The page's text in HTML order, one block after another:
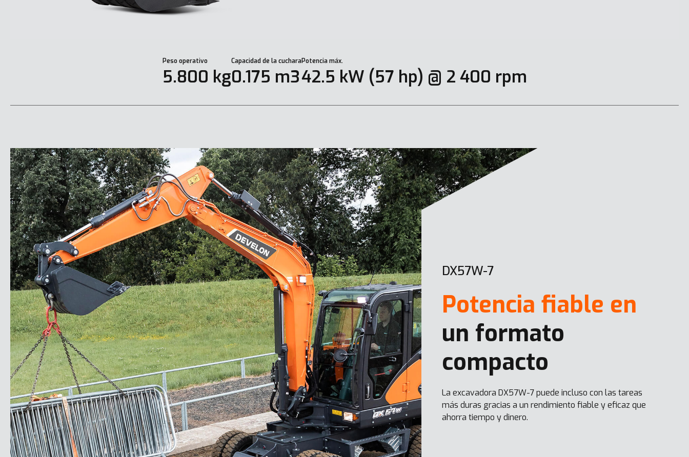
Peso operativo
5.800 kg
Capacidad de la cuchara
0.175 m3
Potencia máx.
42.5 kW (57 hp) @ 2 400 rpm
DX57W-7
Potencia fiable en
un formato
compacto
La excavadora DX57W-7 puede incluso con las tareas
más duras gracias a un rendimiento fiable y eficaz que
ahorra tiempo y dinero.